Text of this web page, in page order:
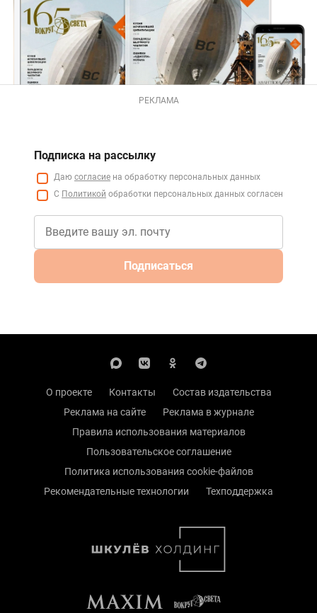
РЕКЛАМА
Подписка на рассылку
Даю согласие на обработку персональных данных
С Политикой обработки персональных данных согласен
Подписаться
О проекте Контакты
Состав издательства
Реклама на сайте
Реклама в журнале
Правила использования материалов
Пользовательское соглашение
Политика использования cookie-файлов
Рекомендательные технологии
Техподдержка